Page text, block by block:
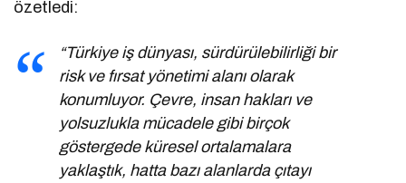
özetledi:
“Türkiye iş dünyası, sürdürülebilirliği bir
risk ve fırsat yönetimi alanı olarak
konumluyor. Çevre, insan hakları ve
yolsuzlukla mücadele gibi birçok
göstergede küresel ortalamalara
yaklaştık, hatta bazı alanlarda çıtayı